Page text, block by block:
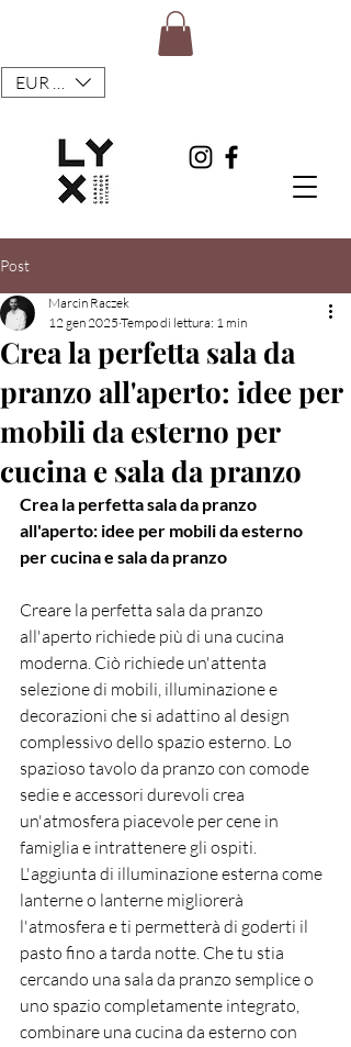
EUR (€)
Post
Crea la perfetta sala da
pranzo all'aperto: idee per
mobili da esterno per
cucina e sala da pranzo
Marcin Raczek
12 gen 2025 Tempo di lettura: 1 min
Crea la perfetta sala da pranzo
all'aperto: idee per mobili da esterno
per cucina e sala da pranzo
Creare la perfetta sala da pranzo
all'aperto richiede più di una cucina
moderna. Ciò richiede un'attenta
selezione di mobili, illuminazione e
decorazioni che si adattino al design
complessivo dello spazio esterno. Lo
spazioso tavolo da pranzo con comode
sedie e accessori durevoli crea
un'atmosfera piacevole per cene in
famiglia e intrattenere gli ospiti.
L'aggiunta di illuminazione esterna come
lanterne o lanterne migliorerà
l'atmosfera e ti permetterà di goderti il
pasto fino a tarda notte. Che tu stia
cercando una sala da pranzo semplice o
uno spazio completamente integrato,
combinare una cucina da esterno con